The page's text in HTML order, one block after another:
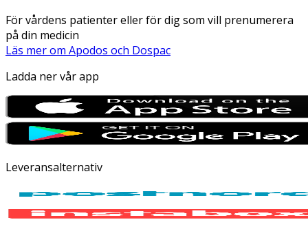
För vårdens patienter eller för dig som vill prenumerera
på din medicin
Läs mer om Apodos och Dospac
Ladda ner vår app
Leveransalternativ